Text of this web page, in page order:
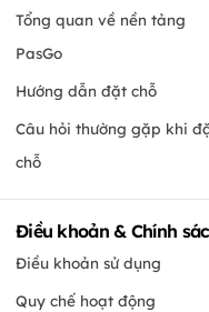
Tổng quan về nền tảng
PasGo
Hướng dẫn đặt chỗ
Câu hỏi thường gặp khi
chỗ
Điều khoản & Chính
Điều khoản sử dụng
Quy chế hoạt động